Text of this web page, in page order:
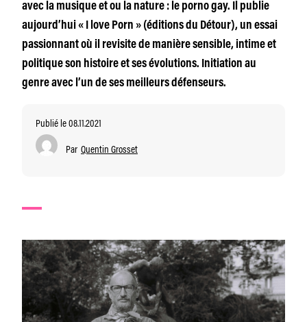
avec la musique et ou la nature : le porno gay. Il publie
aujourd’hui « I love Porn » (éditions du Détour), un essai
passionnant où il revisite de manière sensible, intime et
politique son histoire et ses évolutions. Initiation au
genre avec l’un de ses meilleurs défenseurs.
Publié le 08.11.2021
Par Quentin Grosset